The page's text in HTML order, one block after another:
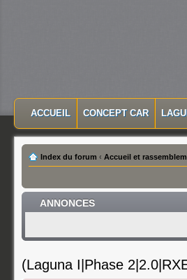
MENU PRINCIPAL
ACCUEIL CONCEPT CAR
Index du forum ‹ Accueil et
ANNONCES
(Laguna I|Phase